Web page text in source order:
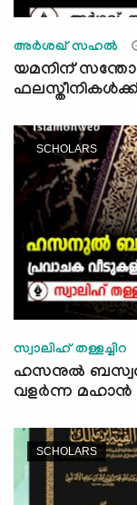
അർശഖ് സഹൽ
യമനിന്
SCHOLARS
സ്വാലിഹ് തള്ളച്ചിറ
ഹസനുൽ ബസ്വരി:
വളർന്ന മഹാന്‍
SCHOLARS